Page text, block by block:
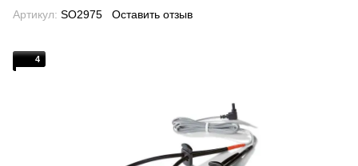
Артикул: SO2975 Оставить отзыв
4